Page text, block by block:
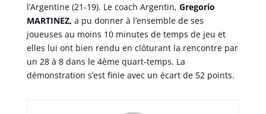
l’Argentine (21-19). Le coach Argentin, Gregorio
MARTINEZ, a pu donner à l’ensemble de ses
joueuses au moins 10 minutes de temps de jeu et
elles lui ont bien rendu en clôturant la rencontre par
un 28 à 8 dans le 4ème quart-temps. La
démonstration s’est finie avec un écart de 52 points.